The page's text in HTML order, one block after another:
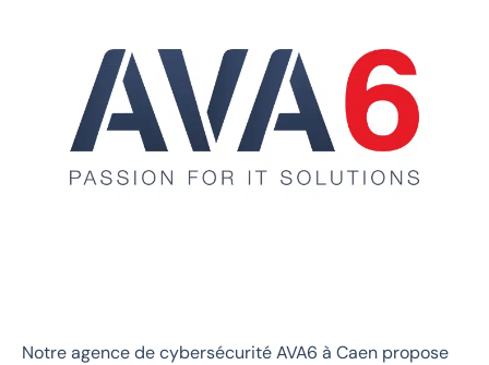
Notre agence de cybersécurité AVA6 à Caen propose